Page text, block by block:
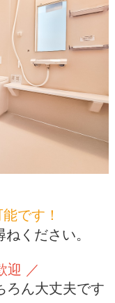
です！
ください。
迎 ／
ろん大丈夫です